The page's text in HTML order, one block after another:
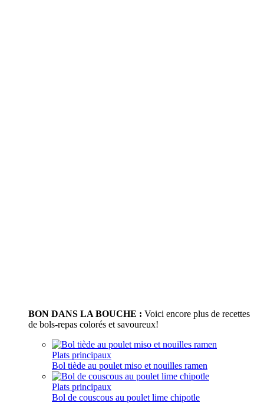
BON DANS LA BOUCHE : Voici encore plus de recettes
de bols-repas colorés et savoureux!
Plats principaux
Bol tiède au poulet miso et nouilles ramen
Plats principaux
Bol de couscous au poulet lime chipotle